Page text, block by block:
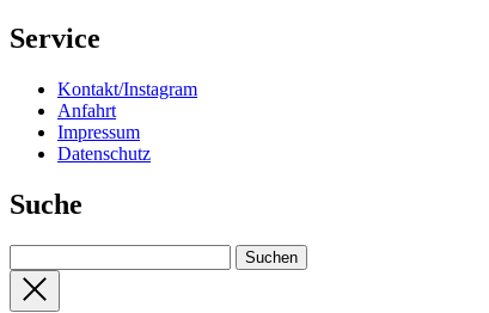
Service
Kontakt/Instagram
Anfahrt
Impressum
Datenschutz
Suche